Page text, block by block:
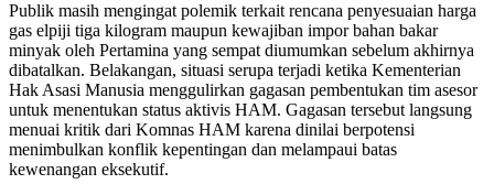
Publik masih mengingat polemik terkait rencana penyesuaian harga
gas elpiji tiga kilogram maupun kewajiban impor bahan bakar
minyak oleh Pertamina yang sempat diumumkan sebelum akhirnya
dibatalkan. Belakangan, situasi serupa terjadi ketika Kementerian
Hak Asasi Manusia menggulirkan gagasan pembentukan tim asesor
untuk menentukan status aktivis HAM. Gagasan tersebut langsung
menuai kritik dari Komnas HAM karena dinilai berpotensi
menimbulkan konflik kepentingan dan melampaui batas
kewenangan eksekutif.